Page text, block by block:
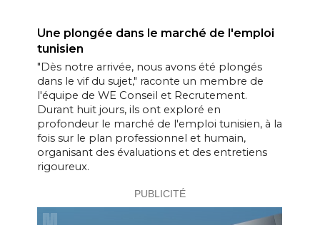
Une plongée dans le marché de l'emploi
tunisien
"Dès notre arrivée, nous avons été plongés
dans le vif du sujet," raconte un membre de
l'équipe de WE Conseil et Recrutement.
Durant huit jours, ils ont exploré en
profondeur le marché de l'emploi tunisien, à la
fois sur le plan professionnel et humain,
organisant des évaluations et des entretiens
rigoureux.